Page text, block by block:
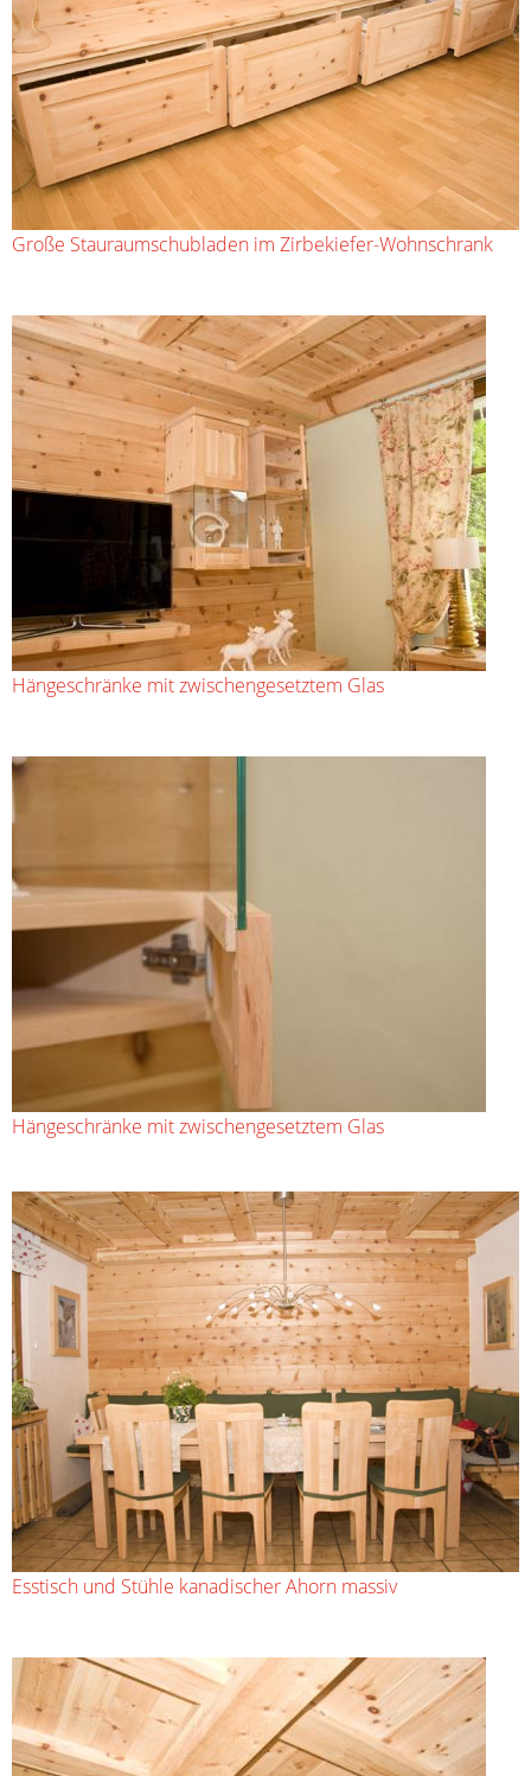
Große Stauraumschubladen im Zirbekiefer-Wohnschrank
Hängeschränke mit zwischengesetztem Glas
Hängeschränke mit zwischengesetztem Glas
Esstisch und Stühle kanadischer Ahorn massiv